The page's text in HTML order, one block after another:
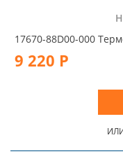
17670-88D00-000
9 220 Р